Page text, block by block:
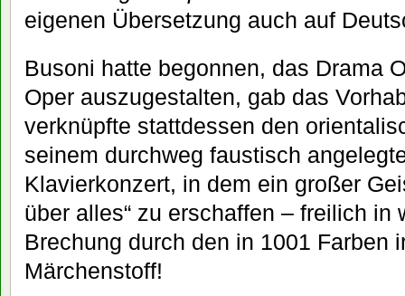
eigenen Übersetzung auch auf
Busoni hatte begonnen, das Drama
Oper auszugestalten, gab das
verknüpfte stattdessen den
seinem durchweg faustisch
Klavierkonzert, in dem ein großer
über alles“ zu erschaffen – freilich in
Brechung durch den in 1001 Farben
Märchenstoff!